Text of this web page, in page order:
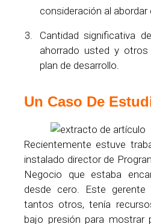
consideración al
Cantidad significativa
ahorrado usted y
plan de desarrollo.
Un Caso De
Recientemente estuve
instalado director de
Negocio que estaba
desde cero. Este
tantos otros, tenía
bajo presión para mostrar